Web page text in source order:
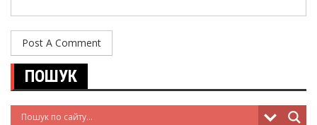
ПОШУК